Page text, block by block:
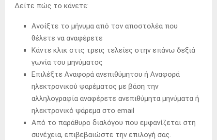
Δείτε πώς το κάνετε:
Ανοίξτε το μήνυμα από τον αποστολέα που
θέλετε να αναφέρετε
Κάντε κλικ στις τρεις τελείες στην επάνω δεξιά
γωνία του μηνύματος
Επιλέξτε Αναφορά ανεπιθύμητου ή Αναφορά
ηλεκτρονικού ψαρέματος με βάση την
αλληλογραφία αναφέρετε ανεπιθύμητα μηνύματα ή
ηλεκτρονικό ψάρεμα στο email
Από το παράθυρο διαλόγου που εμφανίζεται στη
συνέχεια, επιβεβαιώστε την επιλογή σας.